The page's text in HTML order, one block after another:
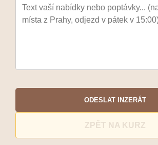
ODESLAT INZERÁT
ZPĚT NA KURZ